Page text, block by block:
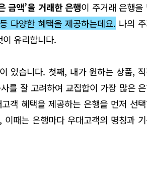
금액’을 거래한 은행이 주거래 은행을
다양한 혜택을 제공하는데요. 나의
유리합니다.
있습니다. 첫째, 내가 원하는 상품,
를 잘 고려하여 교집합이 가장 많은
객 혜택을 제공하는 은행을 먼저 선
이때는 은행마다 우대고객의 명칭과